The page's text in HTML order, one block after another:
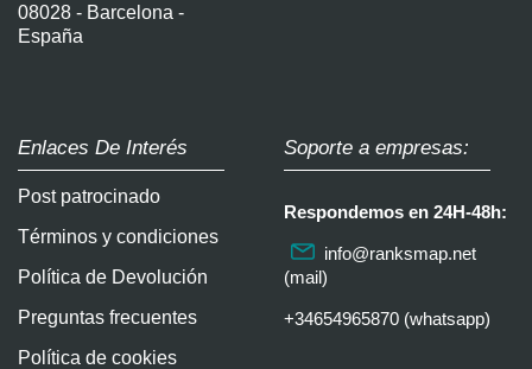
08028 - Barcelona -
España
Enlaces De Interés
Post patrocinado
Términos y condiciones
Política de Devolución
Preguntas frecuentes
Política de cookies
Soporte a empresas:
Respondemos en 24H-48h:
info@ranksmap.net
(mail)
+34654965870 (whatsapp)